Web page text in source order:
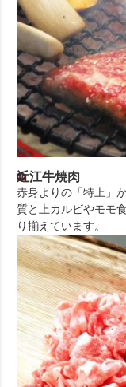
近江牛焼肉
赤身よりの「特上」
質と上カルビやモモ
り揃えています。